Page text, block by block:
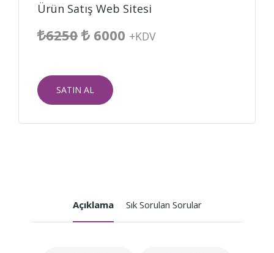
Ürün Satış Web Sitesi
6250 6000 +KDV
SATIN AL
Açıklama Sık Sorulan Sorular